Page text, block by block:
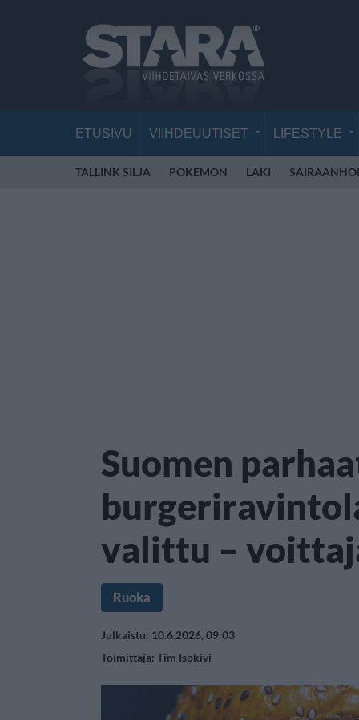
ETUSIVU VIIHDEUUTISET LIFESTYLE
TALLINK SILJA POKEMON LAKI
Suomen
valittu –
Ruoka
Julkaistu: 10.6.2026, 09:03
Toimittaja: Tim Isokivi